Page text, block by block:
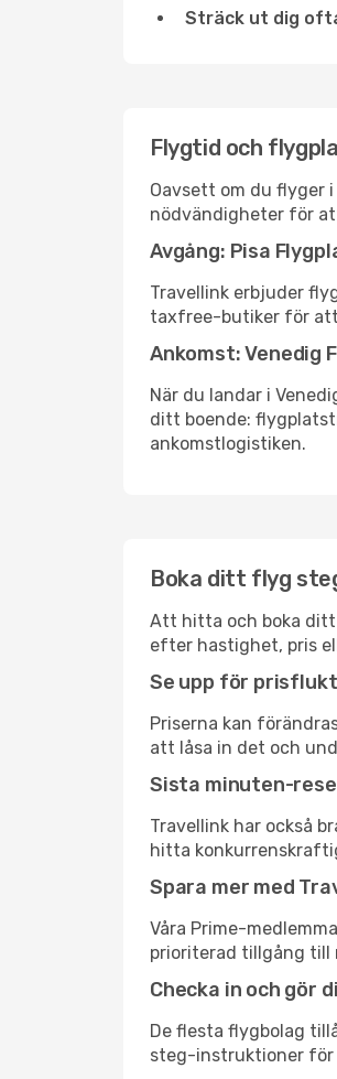
Sträck ut dig
Flygtid och
Oavsett om du flyger
nödvändigheter för
Avgång: Pisa
Travellink erbjuder
taxfree-butiker för
Ankomst: Venedig
När du landar i
ditt boende:
ankomstlogistiken.
Boka ditt flyg
Att hitta och boka ditt
efter hastighet, pris
Se upp för
Priserna kan
att låsa in det och
Sista minuten-
Travellink har också
hitta
Spara mer med
Våra Prime-
prioriterad tillgång till
Checka in och gör
De flesta flygbolag
steg-instruktioner för